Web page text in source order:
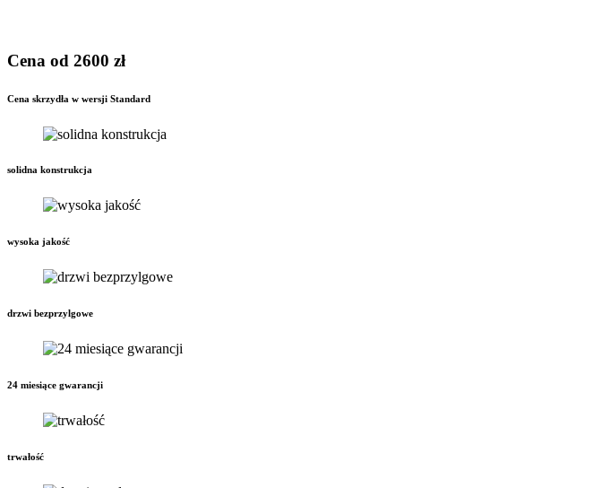
Cena od 2600 zł
Cena skrzydła w wersji Standard
solidna konstrukcja
wysoka jakość
drzwi bezprzylgowe
24 miesiące gwarancji
trwałość